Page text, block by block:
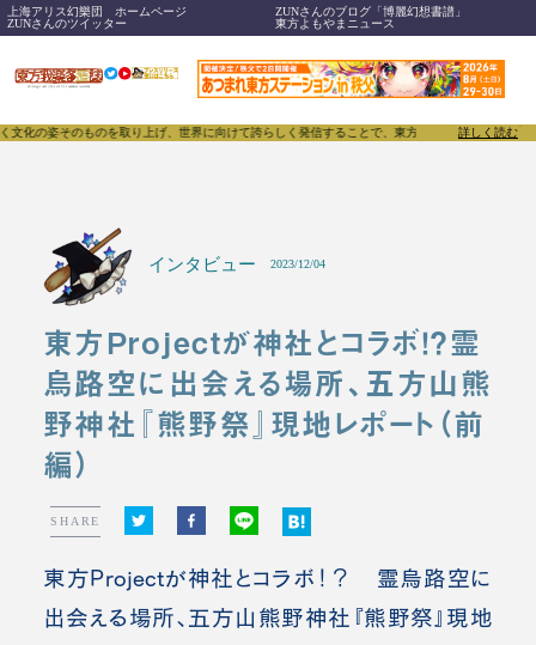
上海アリス幻樂団 ホームページ
ZUNさんのブログ「博麗幻想書譜」
ZUNさんのツイッター
東方よもやまニュース
、世界に向けて誇らしく発信することで、東方Projectのみならず「同人文化」そのものをさら
詳しく読む
インタビュー 2023/12/04
東方Projectが神社とコラボ！？霊
烏路空に出会える場所、五方山熊
野神社『熊野祭』現地レポート（前
編）
SHARE
東方Projectが神社とコラボ！？ 霊烏路空に
出会える場所、五方山熊野神社『熊野祭』現地